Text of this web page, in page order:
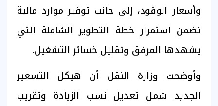
وأسعار الوقود، إلى جانب توفير موارد مالية
تضمن استمرار خطة التطوير الشاملة التي
يشهدها المرفق وتقليل خسائر التشغيل.
وأوضحت وزارة النقل أن هيكل التسعير
الجديد شمل تعديل نسب الزيادة وتقريب